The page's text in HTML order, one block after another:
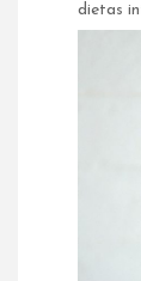
dietas